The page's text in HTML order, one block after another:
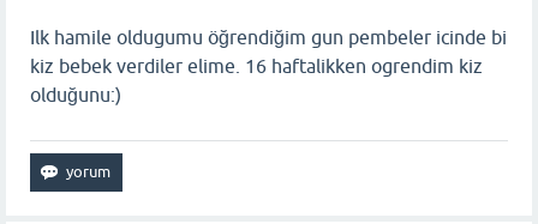
Ilk hamile oldugumu öğrendiğim gun pembeler icinde bi
kiz bebek verdiler elime. 16 haftalikken ogrendim kiz
olduğunu:)